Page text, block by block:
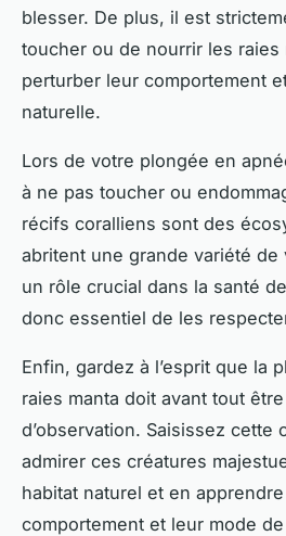
blesser. De plus, il est
toucher ou de nourrir les raies
perturber leur comportement
naturelle.
Lors de votre plongée en
à ne pas toucher ou
récifs coralliens sont des
abritent une grande variété
un rôle crucial dans la santé
donc essentiel de les
Enfin, gardez à l’esprit que la
raies manta doit avant tout
d’observation. Saisissez cette
admirer ces créatures
habitat naturel et en
comportement et leur mode